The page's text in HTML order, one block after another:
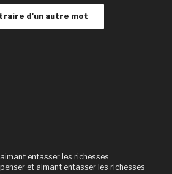
d'un autre mot
entasser les richesses
et aimant entasser les richesses